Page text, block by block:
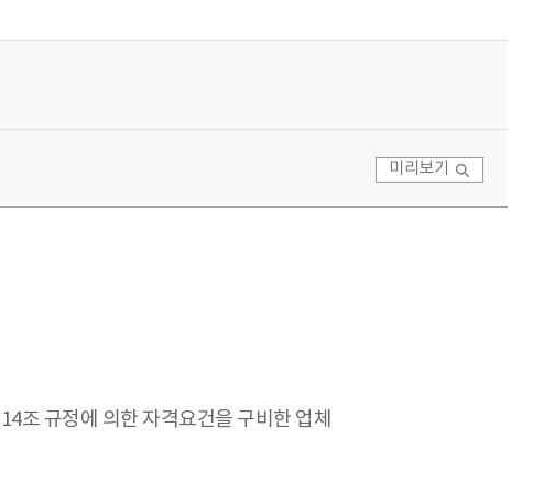
미리보기
조 규정에 의한 자격요건을 구비한 업체